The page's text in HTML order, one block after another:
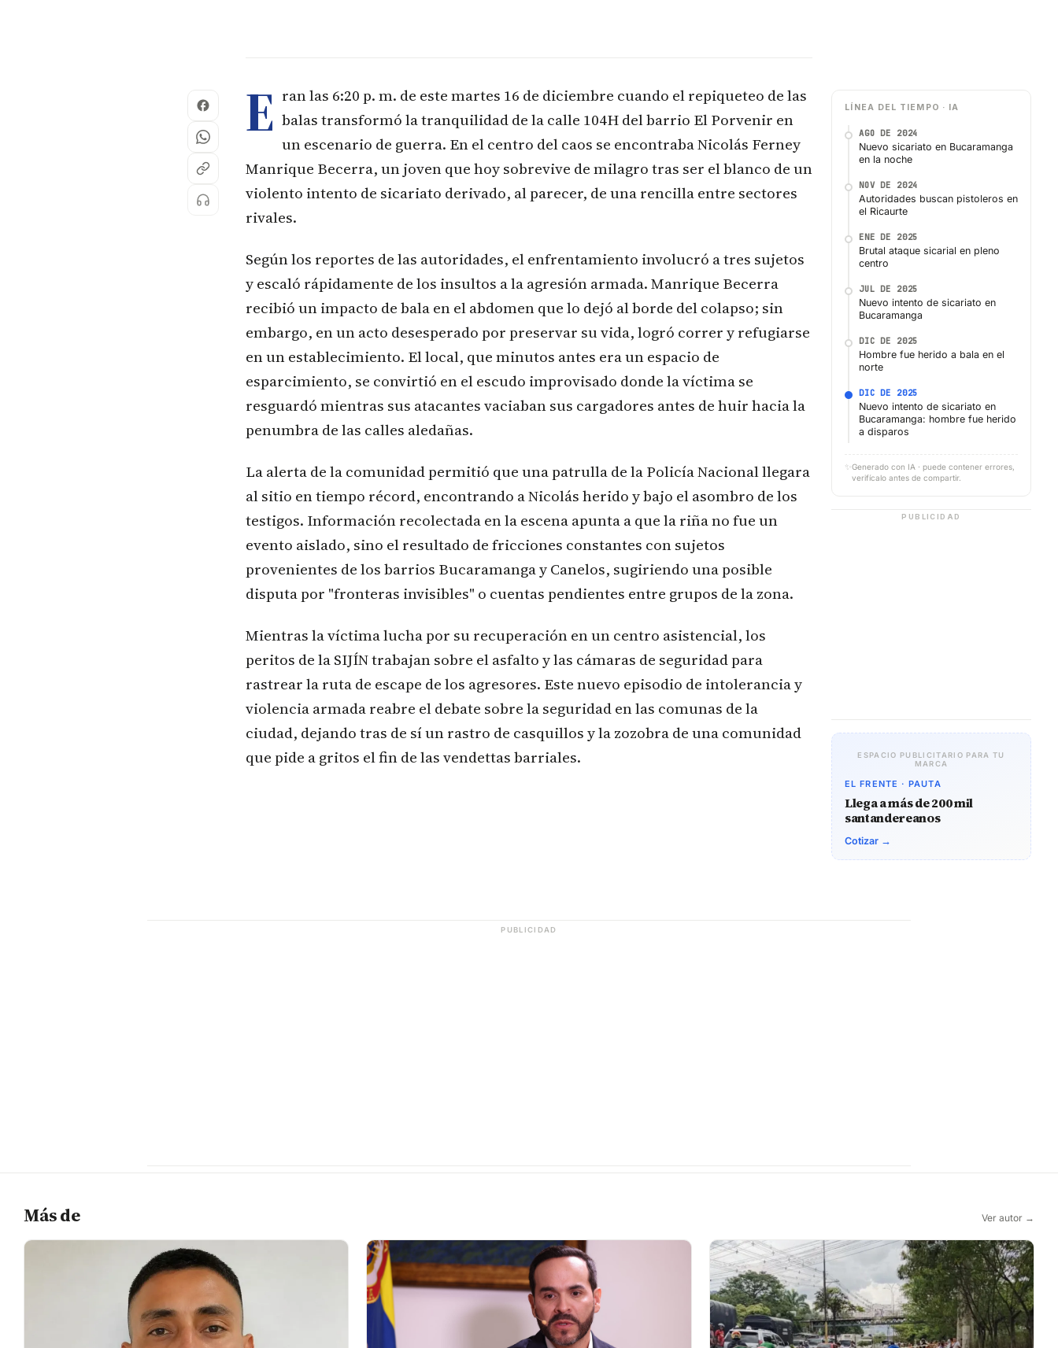
E ran las 6:20 p. m. de este martes 16 de diciembre cuando el repiqueteo de las
balas transformó la tranquilidad de la calle 104H del barrio El Porvenir en
un escenario de guerra. En el centro del caos se encontraba Nicolás Ferney
Manrique Becerra, un joven que hoy sobrevive de milagro tras ser el blanco de un
violento intento de sicariato derivado, al parecer, de una rencilla entre sectores
rivales.
Según los reportes de las autoridades, el enfrentamiento involucró a tres sujetos
y escaló rápidamente de los insultos a la agresión armada. Manrique Becerra
recibió un impacto de bala en el abdomen que lo dejó al borde del colapso; sin
embargo, en un acto desesperado por preservar su vida, logró correr y refugiarse
en un establecimiento. El local, que minutos antes era un espacio de
esparcimiento, se convirtió en el escudo improvisado donde la víctima se
resguardó mientras sus atacantes vaciaban sus cargadores antes de huir hacia la
penumbra de las calles aledañas.
La alerta de la comunidad permitió que una patrulla de la Policía Nacional llegara
al sitio en tiempo récord, encontrando a Nicolás herido y bajo el asombro de los
testigos. Información recolectada en la escena apunta a que la riña no fue un
evento aislado, sino el resultado de fricciones constantes con sujetos
provenientes de los barrios Bucaramanga y Canelos, sugiriendo una posible
disputa por "fronteras invisibles" o cuentas pendientes entre grupos de la zona.
Mientras la víctima lucha por su recuperación en un centro asistencial, los
peritos de la SIJÍN trabajan sobre el asfalto y las cámaras de seguridad para
rastrear la ruta de escape de los agresores. Este nuevo episodio de intolerancia y
violencia armada reabre el debate sobre la seguridad en las comunas de la
ciudad, dejando tras de sí un rastro de casquillos y la zozobra de una comunidad
que pide a gritos el fin de las vendettas barriales.
LÍNEA DEL TIEMPO · IA
AGO DE 2024
Nuevo sicariato en Bucaramanga
en la noche
NOV DE 2024
Autoridades buscan pistoleros en
el Ricaurte
ENE DE 2025
Brutal ataque sicarial en pleno
centro
JUL DE 2025
Nuevo intento de sicariato en
Bucaramanga
DIC DE 2025
Hombre fue herido a bala en el
norte
DIC DE 2025
Nuevo intento de sicariato en
Bucaramanga: hombre fue herido
a disparos
✨ Generado con IA · puede contener errores,
verifícalo antes de compartir.
PUBLICIDAD
ESPACIO PUBLICITARIO PARA TU
MARCA
EL FRENTE · PAUTA
Llega a más de 200 mil
santandereanos
Cotizar →
PUBLICIDAD
Más de Ver autor →